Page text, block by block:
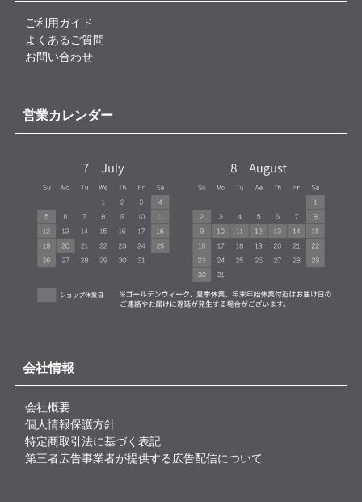
ご利用ガイド
よくあるご質問
お問い合わせ
営業カレンダー
会社情報
会社概要
個人情報保護方針
特定商取引法に基づく表記
第三者広告事業者が提供する広告配信について